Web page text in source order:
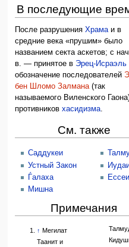
В последующие
После разрушенияХрамаи в
средние века «прушим» было
названием секта аскетов; с
в. — принятое в Эрец-Исраэль
обозначение последователей
бен Шломо Залмана(так
называемого Виленского
противниковхасидизма.
См. также
Саддукеи
Устный Закон
Ѓалаха
Мишна
Ессеи
Примечания
↑ Мегилат
Таанит и